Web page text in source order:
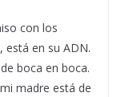
con los
está en su ADN.
boca en boca.
madre está de